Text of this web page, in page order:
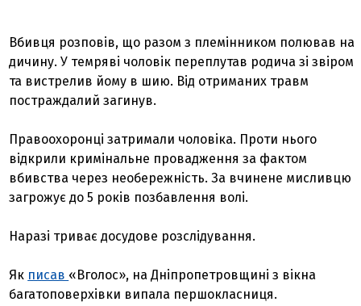
Вбивця розповів, що разом з племінником полював на
дичину. У темряві чоловік переплутав родича зі звіром
та вистрелив йому в шию. Від отриманих травм
постраждалий загинув.
Правоохоронці затримали чоловіка. Проти нього
відкрили кримінальне провадження за фактом
вбивства через необережність. За вчинене мисливцю
загрожує до 5 років позбавлення волі.
Наразі триває досудове розслідування.
Як писав «Вголос», на Дніпропетровщині з вікна
багатоповерхівки випала першокласниця.